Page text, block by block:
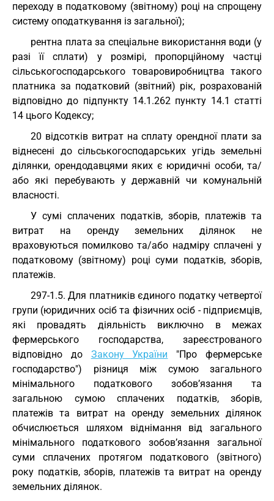
переходу в податковому (звітному) році на спрощену
систему оподаткування із загальної);
рентна плата за спеціальне використання води (у
разі її сплати) у розмірі, пропорційному частці
сільськогосподарського товаровиробництва такого
платника за податковий (звітний) рік, розрахованій
відповідно до підпункту 14.1.262 пункту 14.1 статті
14 цього Кодексу;
20 відсотків витрат на сплату орендної плати за
віднесені до сільськогосподарських угідь земельні
ділянки, орендодавцями яких є юридичні особи, та/
або які перебувають у державній чи комунальній
власності.
У сумі сплачених податків, зборів, платежів та
витрат на оренду земельних ділянок не
враховуються помилково та/або надміру сплачені у
податковому (звітному) році суми податків, зборів,
платежів.
297-1.5. Для платників єдиного податку четвертої
групи (юридичних осіб та фізичних осіб - підприємців,
які провадять діяльність виключно в межах
фермерського господарства, зареєстрованого
відповідно до Закону України "Про фермерське
господарство") різниця між сумою загального
мінімального податкового зобов’язання та
загальною сумою сплачених податків, зборів,
платежів та витрат на оренду земельних ділянок
обчислюється шляхом віднімання від загального
мінімального податкового зобов’язання загальної
суми сплачених протягом податкового (звітного)
року податків, зборів, платежів та витрат на оренду
земельних ділянок.